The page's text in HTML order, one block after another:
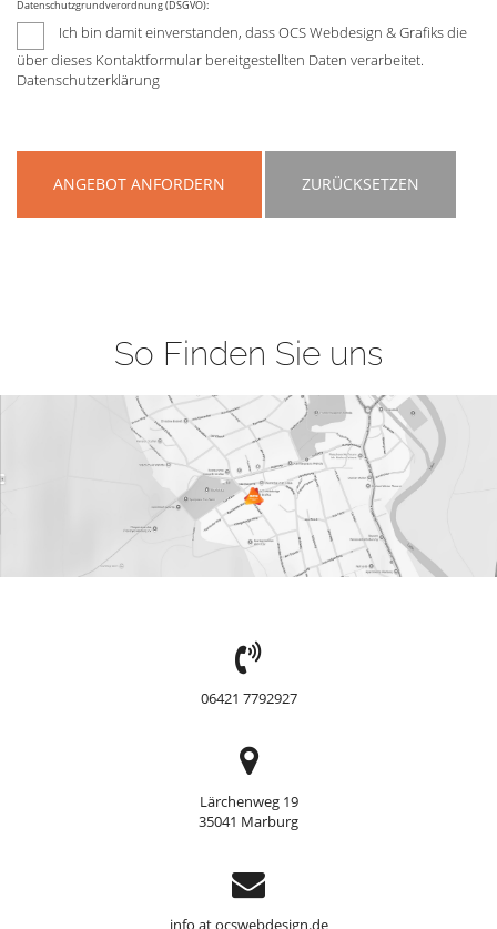
Datenschutzgrundverordnung (DSGVO):
Ich bin damit einverstanden, dass OCS Webdesign & Grafiks die
über dieses Kontaktformular bereitgestellten Daten verarbeitet.
Datenschutzerklärung
ANGEBOT ANFORDERN ZURÜCKSETZEN
So Finden Sie uns
TEL:
06421 7792927
Adresse
Lärchenweg 19
35041 Marburg
Support
info at ocswebdesign.de